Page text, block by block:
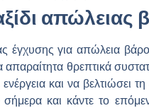
για απώλεια
θρεπτικά
και να βελτιώσει
σήμερα και κάντε το